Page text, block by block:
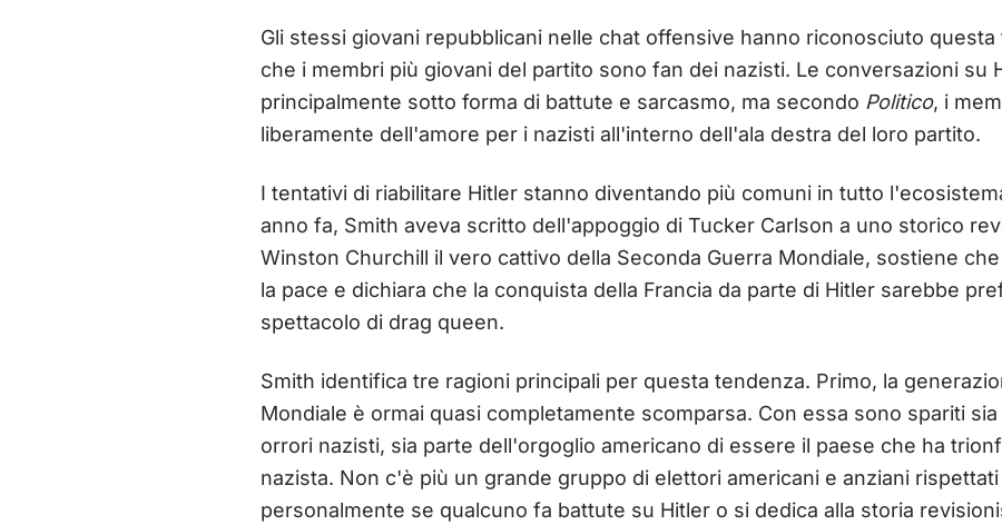
Gli stessi giovani repubblicani nelle chat offensive hanno riconosciuto
che i membri più giovani del partito sono fan dei nazisti. Le conversazioni su
principalmente sotto forma di battute e sarcasmo, ma secondo Politico, i
liberamente dell'amore per i nazisti all'interno dell'ala destra del loro partito.
I tentativi di riabilitare Hitler stanno diventando più comuni in tutto
anno fa, Smith aveva scritto dell'appoggio di Tucker Carlson a uno storico
Winston Churchill il vero cattivo della Seconda Guerra Mondiale, sostiene
la pace e dichiara che la conquista della Francia da parte di Hitler sarebbe
spettacolo di drag queen.
Smith identifica tre ragioni principali per questa tendenza. Primo, la
Mondiale è ormai quasi completamente scomparsa. Con essa sono spariti
orrori nazisti, sia parte dell'orgoglio americano di essere il paese che ha
nazista. Non c'è più un grande gruppo di elettori americani e anziani
personalmente se qualcuno fa battute su Hitler o si dedica alla storia